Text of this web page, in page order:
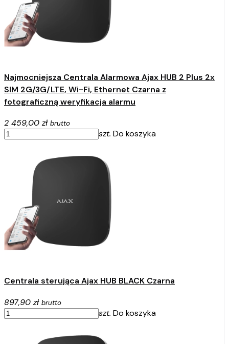
Najmocniejsza Centrala Alarmowa Ajax HUB 2 Plus 2x
SIM 2G/3G/LTE, Wi-Fi, Ethernet Czarna z
fotograficzną weryfikacja alarmu
2 459,00 zł brutto
szt. Do koszyka
Centrala sterująca Ajax HUB BLACK Czarna
897,90 zł brutto
szt. Do koszyka